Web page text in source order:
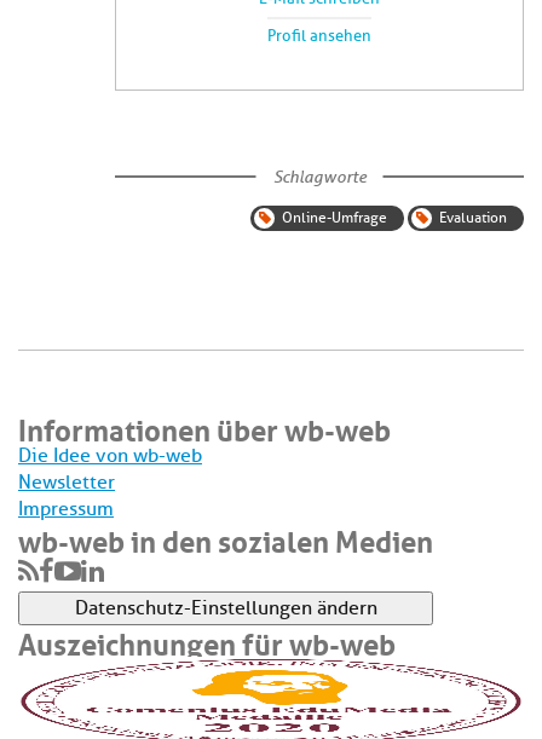
Profil ansehen
Schlagworte
Online-Umfrage Evaluation
Informationen über wb-web
Die Idee von wb-web
Newsletter
Impressum
wb-web in den sozialen Medien
Datenschutz-Einstellungen ändern
Auszeichnungen für wb-web